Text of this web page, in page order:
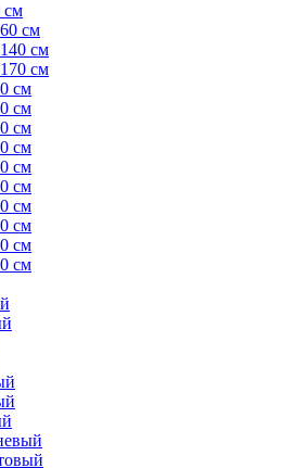
см
см
см
см
см
см
см
см
см
см
см
см
см
см